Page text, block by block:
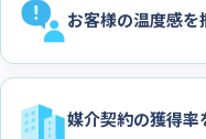
お客様の温度感を
媒介契約の獲得率